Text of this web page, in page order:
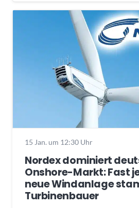
15 Jan. um 12:30 Uhr
Nordex dominiert
Onshore-Markt: Fast
neue Windanlage
Turbinenbauer